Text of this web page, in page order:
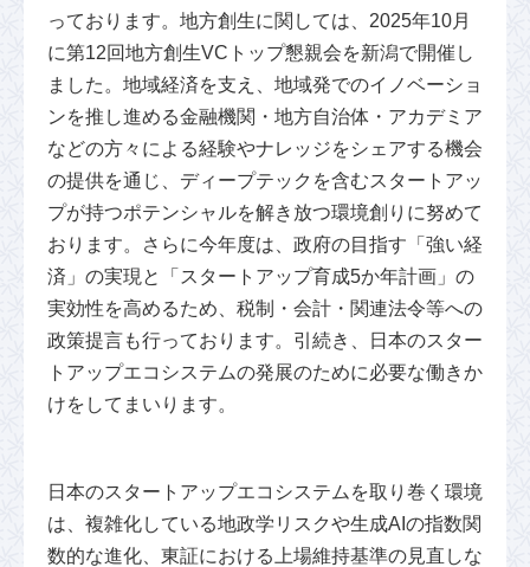
っております。地方創生に関しては、2025年10月
に第12回地方創生VCトップ懇親会を新潟で開催し
ました。地域経済を支え、地域発でのイノベーショ
ンを推し進める金融機関・地方自治体・アカデミア
などの方々による経験やナレッジをシェアする機会
の提供を通じ、ディープテックを含むスタートアッ
プが持つポテンシャルを解き放つ環境創りに努めて
おります。さらに今年度は、政府の目指す「強い経
済」の実現と「スタートアップ育成5か年計画」の
実効性を高めるため、税制・会計・関連法令等への
政策提言も行っております。引続き、日本のスター
トアップエコシステムの発展のために必要な働きか
けをしてまいります。
日本のスタートアップエコシステムを取り巻く環境
は、複雑化している地政学リスクや生成AIの指数関
数的な進化、東証における上場維持基準の見直しな